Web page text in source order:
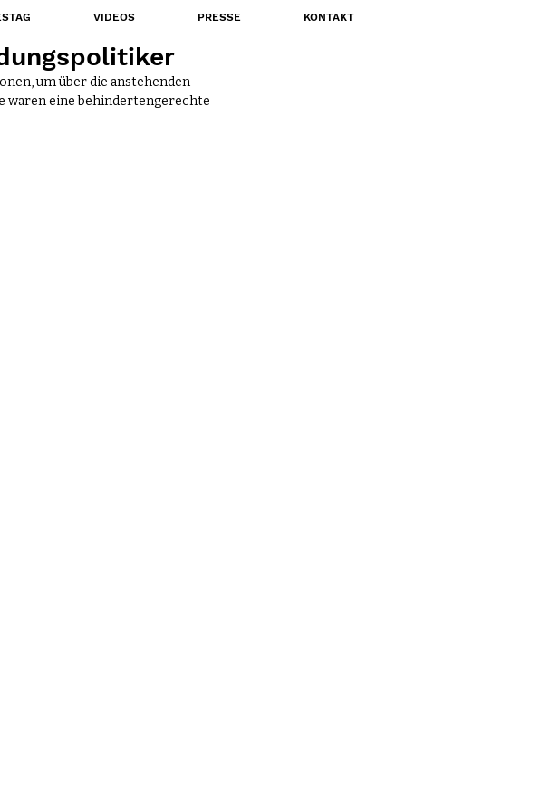
um über die anstehenden
waren eine behindertengerechte
VIDEOS PRESSE KONTAKT